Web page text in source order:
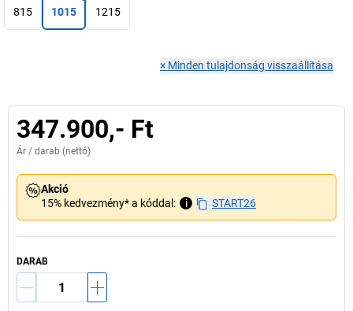
815 1015 1215
× Minden tulajdonság visszaállítása
347.900,- Ft
Ár / darab (nettó)
Akció
15% kedvezmény* a kóddal:
i START26
DARAB